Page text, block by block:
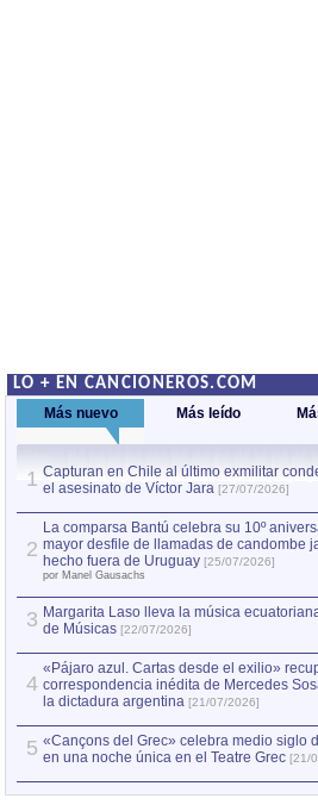
LO + EN CANCIONEROS.COM
Más nuevo Más leído
1 Capturan en Chile al último exmilitar
el asesinato de Víctor Jara [27/07/2026]
2
La comparsa Bantú celebra su 10º
mayor desfile de llamadas de candombe
hecho fuera de Uruguay [25/07/2026]
por Manel Gausachs
3 Margarita Laso lleva la música
de Músicas [22/07/2026]
4
«Pájaro azul. Cartas desde el exilio»
correspondencia inédita de Mercedes
la dictadura argentina [21/07/2026]
5 «Cançons del Grec» celebra medio siglo
en una noche única en el Teatre Grec [21/